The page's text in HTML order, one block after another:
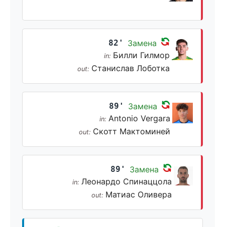
82' Замена
in: Билли Гилмор
out: Станислав Лоботка
89' Замена
in: Antonio Vergara
out: Скотт Мактоминей
89' Замена
in: Леонардо Спинаццола
out: Матиас Оливера